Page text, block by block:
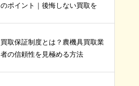
のポイント｜後悔しない買取を
買取保証制度とは？農機具買取業
者の信頼性を見極める方法